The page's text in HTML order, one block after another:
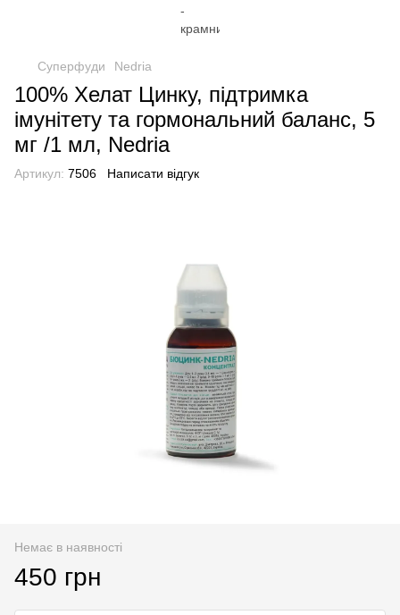
Суперфуди Nedria
100% Хелат Цинку, підтримка
імунітету та гормональний баланс, 5
мг /1 мл, Nedria
Артикул: 7506 Написати відгук
Немає в наявності
450 грн